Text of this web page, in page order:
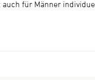
für Männer